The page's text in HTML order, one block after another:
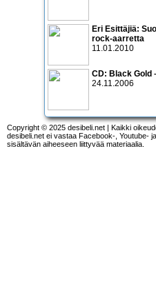
Eri Esittäjiä:
rock-aarretta
11.01.2010
CD: Black Gold
24.11.2006
Copyright © 2025 desibeli.net | Kaikki
desibeli.net ei vastaa Facebook-, Youtube-
sisältävän aiheeseen liittyvää materiaalia.